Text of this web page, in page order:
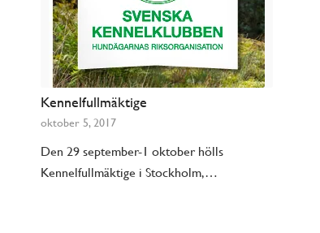
Kennelfullmäktige
oktober 5, 2017
Den 29 september-1 oktober hölls
Kennelfullmäktige i Stockholm,…